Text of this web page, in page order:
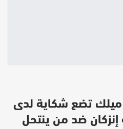
ميلك تضع شكاية لدى
إنزكان ضد من ينتحل